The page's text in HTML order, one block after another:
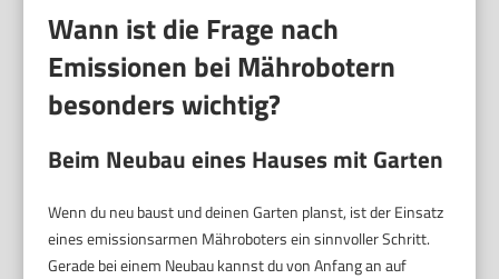
Wann ist die Frage nach
Emissionen bei Mährobotern
besonders wichtig?
Beim Neubau eines Hauses mit Garten
Wenn du neu baust und deinen Garten planst, ist der Einsatz
eines emissionsarmen Mähroboters ein sinnvoller Schritt.
Gerade bei einem Neubau kannst du von Anfang an auf